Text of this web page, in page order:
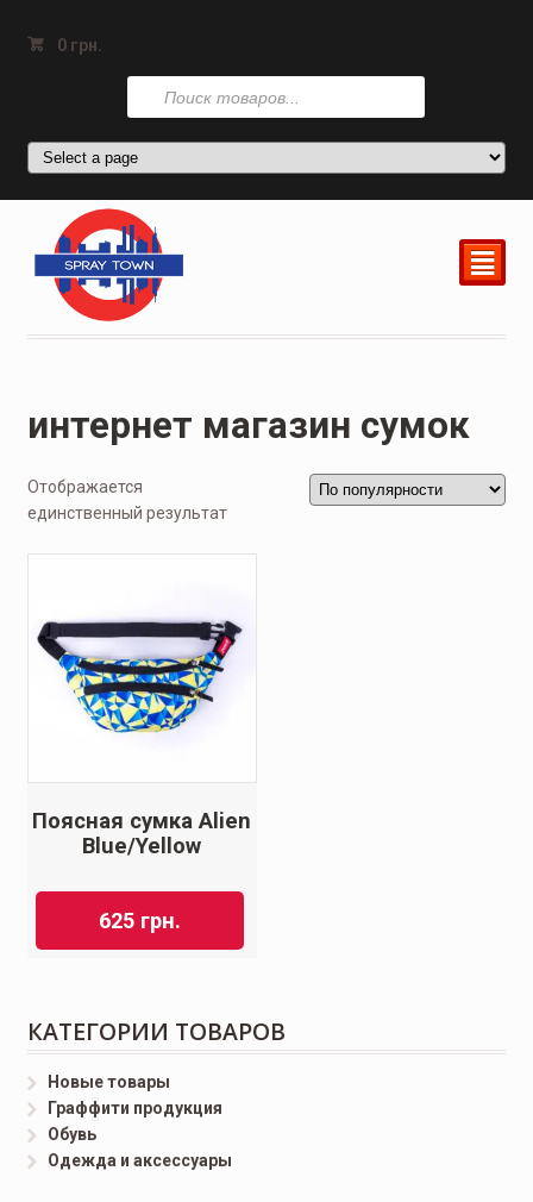
0 грн.
Поиск
товаров
²
интернет магазин сумок
Отображается
единственный результат
Поясная сумка Alien
Blue/Yellow
625 грн.
КАТЕГОРИИ ТОВАРОВ
Новые товары
Граффити продукция
Обувь
Одежда и аксессуары